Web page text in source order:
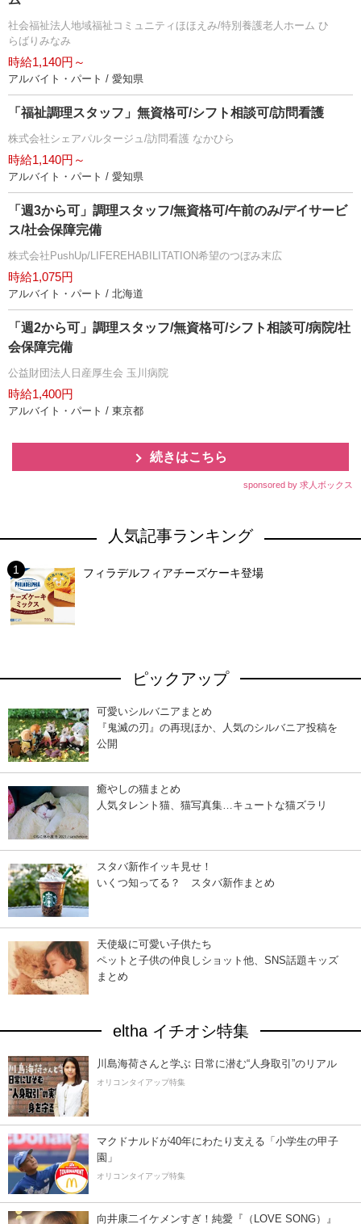
社会福祉法人地域福祉コミュニティほほえみ/特別養護老人ホーム ひ
らばりみなみ
時給1,140円～
アルバイト・パート / 愛知県
「福祉調理スタッフ」無資格可/シフト相談可/訪問看護
株式会社シェアパルタージュ/訪問看護 なかひら
時給1,140円～
アルバイト・パート / 愛知県
「週3から可」調理スタッフ/無資格可/午前のみ/デイサービ
ス/社会保障完備
株式会社PushUp/LIFEREHABILITATION希望のつぼみ末広
時給1,075円
アルバイト・パート / 北海道
「週2から可」調理スタッフ/無資格可/シフト相談可/病院/社
会保障完備
公益財団法人日産厚生会 玉川病院
時給1,400円
アルバイト・パート / 東京都
続きはこちら
sponsored by 求人ボックス
人気記事ランキング
フィラデルフィアチーズケーキ登場
ピックアップ
可愛いシルバニアまとめ
『鬼滅の刃』の再現ほか、人気のシルバニア投稿を
公開
癒やしの猫まとめ
人気タレント猫、猫写真集…キュートな猫ズラリ
スタバ新作イッキ見せ！
いくつ知ってる？ スタバ新作まとめ
天使級に可愛い子供たち
ペットと子供の仲良しショット他、SNS話題キッズ
まとめ
eltha イチオシ特集
川島海荷さんと学ぶ 日常に潜む“人身取引”のリアル
オリコンタイアップ特集
マクドナルドが40年にわたり支える「小学生の甲子
園」
オリコンタイアップ特集
向井康二イケメンすぎ！純愛『（LOVE SONG）』